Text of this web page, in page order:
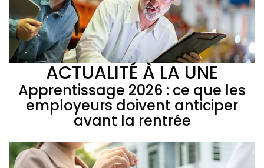
ACTUALITÉ À LA UNE
Apprentissage 2026 : ce que les
employeurs doivent anticiper
avant la rentrée